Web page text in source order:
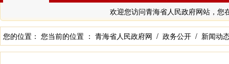
欢迎您访问青海省人民政府网站，您
您的位置： 您当前的位置 ： 青海省人民政府网 / 政务公开 / 新闻动